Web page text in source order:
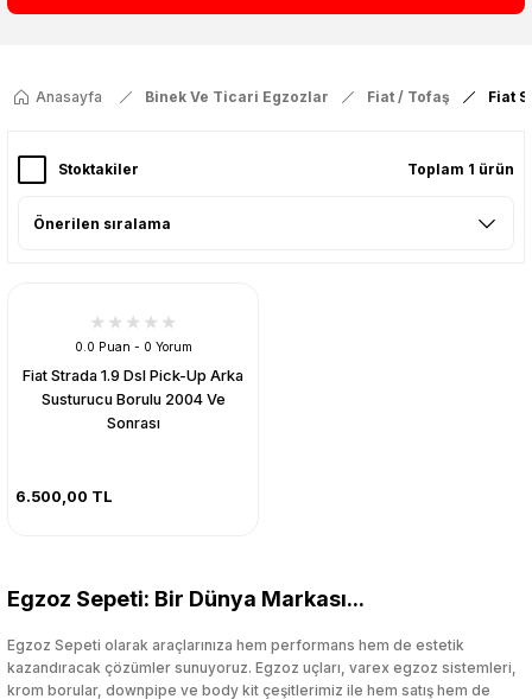
Anasayfa Binek Ve Ticari Egzozlar Fiat / Tofaş Fiat
Stoktakiler Toplam 1 ürün
0.0 Puan - 0 Yorum
Fiat Strada 1.9 Dsl Pick-Up Arka
Susturucu Borulu 2004 Ve
Sonrası
6.500,00 TL
Egzoz Sepeti: Bir Dünya Markası...
Egzoz Sepeti olarak araçlarınıza hem performans hem de estetik
kazandıracak çözümler sunuyoruz. Egzoz uçları, varex egzoz sistemleri,
krom borular, downpipe ve body kit çeşitlerimiz ile hem satış hem de